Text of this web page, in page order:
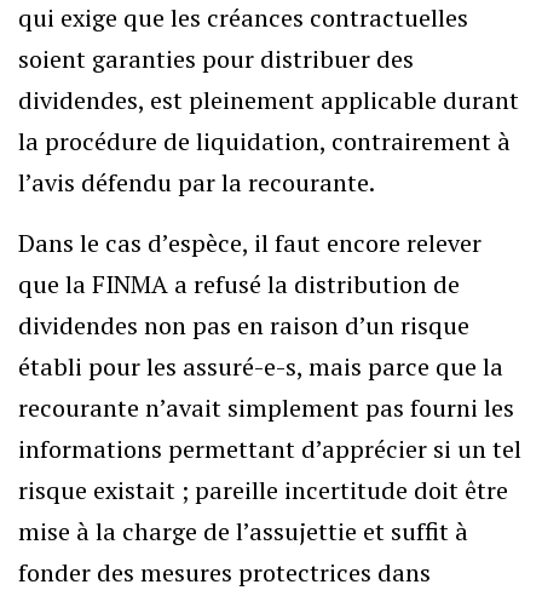
qui exige que les créances contractuelles
soient garanties pour distribuer des
dividendes, est pleinement applicable durant
la procédure de liquidation, contrairement à
l’avis défendu par la recourante.
Dans le cas d’espèce, il faut encore relever
que la FINMA a refusé la distribution de
dividendes non pas en raison d’un risque
établi pour les assuré-e-s, mais parce que la
recourante n’avait simplement pas fourni les
informations permettant d’apprécier si un tel
risque existait ; pareille incertitude doit être
mise à la charge de l’assujettie et suffit à
fonder des mesures protectrices dans